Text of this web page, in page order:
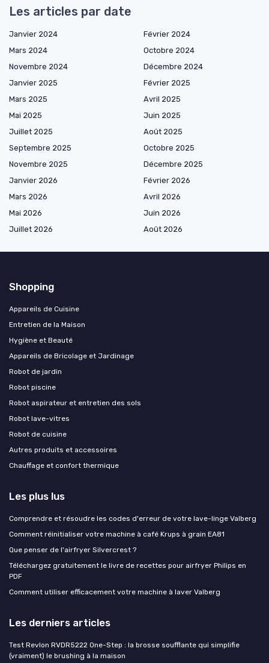
Les articles par date
Janvier 2024
Février 2024
Mars 2024
Octobre 2024
Novembre 2024
Décembre 2024
Janvier 2025
Février 2025
Mars 2025
Avril 2025
Mai 2025
Juin 2025
Juillet 2025
Août 2025
Septembre 2025
Octobre 2025
Novembre 2025
Décembre 2025
Janvier 2026
Février 2026
Mars 2026
Avril 2026
Mai 2026
Juin 2026
Juillet 2026
Août 2026
Shopping
Appareils de Cuisine
Entretien de la Maison
Hygiène et Beauté
Appareils de Bricolage et Jardinage
Robot de jardin
Robot piscine
Robot aspirateur et entretien des sols
Robot lave-vitres
Robot de cuisine
Autres produits et accessoires
Chauffage et confort thermique
Les plus lus
Comprendre et résoudre les codes d'erreur de votre lave-linge Valberg
Comment réinitialiser votre machine à café Krups à grain EA81
Que penser de l'airfryer Silvercrest ?
Téléchargez gratuitement le livre de recettes pour airfryer Philips en
PDF
Comment utiliser efficacement votre machine à laver Valberg
Les derniers articles
Test Revlon RVDR5222 One-Step : la brosse soufflante qui simplifie
(vraiment) le brushing à la maison